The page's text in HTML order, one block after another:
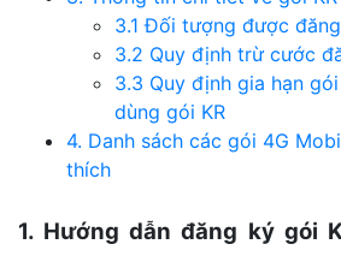
3.1 Đối tượng được
3.2 Quy định trừ cước
3.3 Quy định gia hạn
dùng gói KR
4. Danh sách các gói 4G
thích
1. Hướng dẫn đăng ký gói